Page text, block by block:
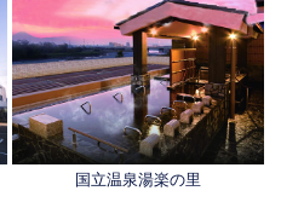
国立温泉湯楽の里